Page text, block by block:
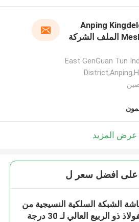
Anping
Mesh Co.,Ltd الملف الشركة
East GenGuan Tun
عرض المزيد
على افضل سعر ل
الشبكة السلكية النسيجية من
الفولاذ ذو الربيع العالي لـ 30 درجة